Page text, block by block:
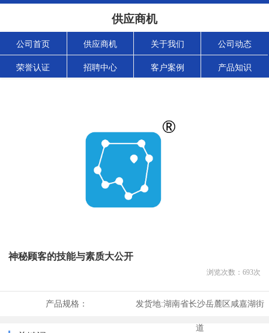
供应商机
公司首页 供应商机 关于我们 公司动态
荣誉认证 招聘中心 客户案例 产品知识
神秘顾客的技能与素质大公开
浏览次数： 693次
产品规格： 发货地:湖南省长沙岳麓区咸嘉湖街
道